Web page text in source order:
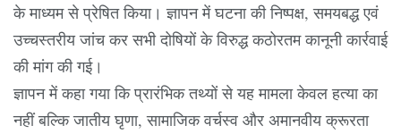
के माध्यम से प्रेषित किया। ज्ञापन में घटना की निष्पक्ष, समयबद्ध एवं
उच्चस्तरीय जांच कर सभी दोषियों के विरुद्ध कठोरतम कानूनी कार्रवाई
की मांग की गई।
ज्ञापन में कहा गया कि प्रारंभिक तथ्यों से यह मामला केवल हत्या का
नहीं बल्कि जातीय घृणा, सामाजिक वर्चस्व और अमानवीय क्रूरता